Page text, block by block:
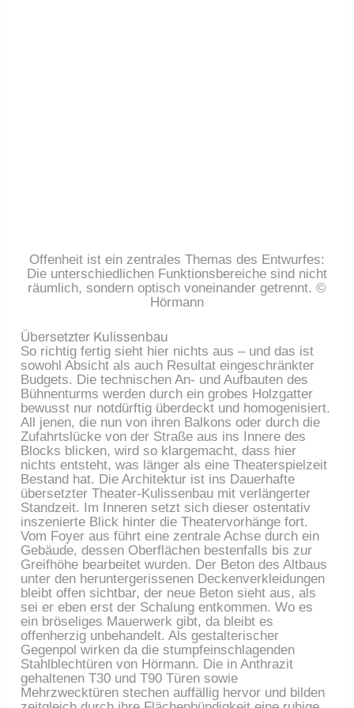
Offenheit ist ein zentrales Themas des Entwurfes:
Die unterschiedlichen Funktionsbereiche sind nicht
räumlich, sondern optisch voneinander getrennt. ©
Hörmann
Übersetzter Kulissenbau
So richtig fertig sieht hier nichts aus – und das ist
sowohl Absicht als auch Resultat eingeschränkter
Budgets. Die technischen An- und Aufbauten des
Bühnenturms werden durch ein grobes Holzgatter
bewusst nur notdürftig überdeckt und homogenisiert.
All jenen, die nun von ihren Balkons oder durch die
Zufahrtslücke von der Straße aus ins Innere des
Blocks blicken, wird so klargemacht, dass hier
nichts entsteht, was länger als eine Theaterspielzeit
Bestand hat. Die Architektur ist ins Dauerhafte
übersetzter Theater-Kulissenbau mit verlängerter
Standzeit. Im Inneren setzt sich dieser ostentativ
inszenierte Blick hinter die Theatervorhänge fort.
Vom Foyer aus führt eine zentrale Achse durch ein
Gebäude, dessen Oberflächen bestenfalls bis zur
Greifhöhe bearbeitet wurden. Der Beton des Altbaus
unter den heruntergerissenen Deckenverkleidungen
bleibt offen sichtbar, der neue Beton sieht aus, als
sei er eben erst der Schalung entkommen. Wo es
ein bröseliges Mauerwerk gibt, da bleibt es
offenherzig unbehandelt. Als gestalterischer
Gegenpol wirken da die stumpfeinschlagenden
Stahlblechtüren von Hörmann. Die in Anthrazit
gehaltenen T30 und T90 Türen sowie
Mehrzwecktüren stechen auffällig hervor und bilden